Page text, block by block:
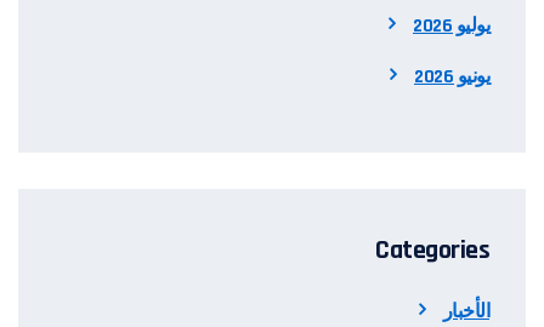
يوليو 2026
يونيو 2026
Categories
الأخبار